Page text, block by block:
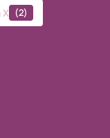
X (2)